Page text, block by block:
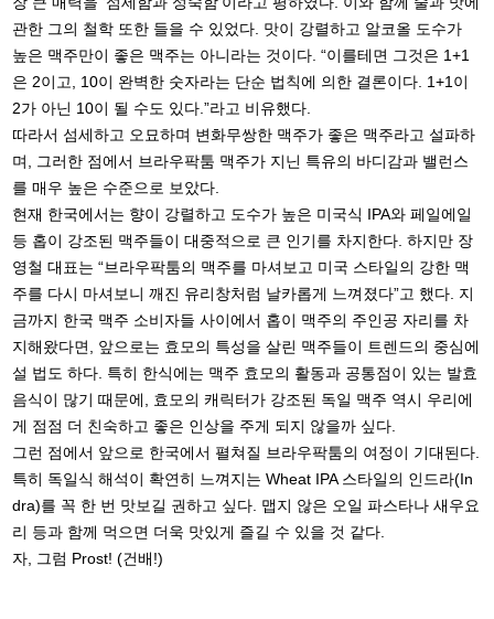
관한 그의 철학 또한 들을 수 있었다. 맛이 강렬하고 알코올 도수가
높은 맥주만이 좋은 맥주는 아니라는 것이다. “이를테면 그것은 1+1
은 2이고, 10이 완벽한 숫자라는 단순 법칙에 의한 결론이다. 1+1이
2가 아닌 10이 될 수도 있다.”라고 비유했다.
따라서 섬세하고 오묘하며 변화무쌍한 맥주가 좋은 맥주라고 설파하
며, 그러한 점에서 브라우팍툼 맥주가 지닌 특유의 바디감과 밸런스
를 매우 높은 수준으로 보았다.
현재 한국에서는 향이 강렬하고 도수가 높은 미국식 IPA와 페일에일
등 홉이 강조된 맥주들이 대중적으로 큰 인기를 차지한다. 하지만 장
영철 대표는 “브라우팍툼의 맥주를 마셔보고 미국 스타일의 강한 맥
주를 다시 마셔보니 깨진 유리창처럼 날카롭게 느껴졌다”고 했다. 지
금까지 한국 맥주 소비자들 사이에서 홉이 맥주의 주인공 자리를 차
지해왔다면, 앞으로는 효모의 특성을 살린 맥주들이 트렌드의 중심에
설 법도 하다. 특히 한식에는 맥주 효모의 활동과 공통점이 있는 발효
음식이 많기 때문에, 효모의 캐릭터가 강조된 독일 맥주 역시 우리에
게 점점 더 친숙하고 좋은 인상을 주게 되지 않을까 싶다.
그런 점에서 앞으로 한국에서 펼쳐질 브라우팍툼의 여정이 기대된다.
특히 독일식 해석이 확연히 느껴지는 Wheat IPA 스타일의 인드라(In
dra)를 꼭 한 번 맛보길 권하고 싶다. 맵지 않은 오일 파스타나 새우요
리 등과 함께 먹으면 더욱 맛있게 즐길 수 있을 것 같다.
자, 그럼 Prost! (건배!)